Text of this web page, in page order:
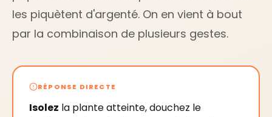
les piquètent d'argenté. On en vient à bout
par la combinaison de plusieurs gestes.
RÉPONSE DIRECTE
Isolez la plante atteinte, douchez le